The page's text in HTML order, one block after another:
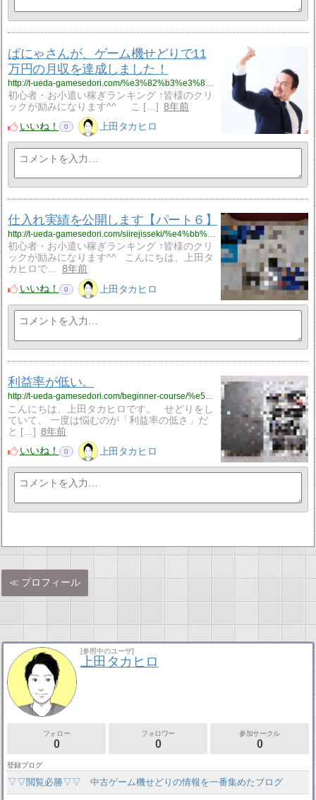
ぱにゃさんが、ゲーム機せどりで11
万円の月収を達成しました！
http://t-ueda-gamesedori.com/%e3%82%b3%e3%83%b3%e3%82%b5%e3%83%ab%e7%94%9f%e5%ae%9f%e7%b8%be/%e3%81%b1%e3%81%ab%e3%82%83%e3%81%95%e3%82%93%e3%81%8c%e3%80%81%e3%82%b2%e3%83%bc%e3%83%a0%e6%a9%9f%e3%81%9b%e3%81%a9%e3%82%8a%e3%81%a711%e4%b8%87%e5%86%86%e3%81%ae%e6%9c%88%e5%8f%8e%e3%82%92%e9%81%94
初心者・お小遣い稼ぎランキング ↑皆様のクリ
ックが励みになります^^ こ […]
8年前
いいね！
0 上田タカヒロ
仕入れ実績を公開します【パート６】
http://t-ueda-gamesedori.com/siirejisseki/%e4%bb%95%e5%85%a5%e3%82%8c%e5%ae%9f%e7%b8%be%e3%82%92%e5%85%ac%e9%96%8b%e3%81%97%e3%81%be%e3%81%99%e3%80%90%e3%83%91%e3%83%bc%e3%83%88%ef%bc%96%e3%80%91
初心者・お小遣い稼ぎランキング ↑皆様のクリ
ックが励みになります^^ こんにちは、上田タ
カヒロで…
8年前
いいね！
0 上田タカヒロ
利益率が低い。
http://t-ueda-gamesedori.com/beginner-course/%e5%88%a9%e7%9b%8a%e7%8e%87%e3%81%8c%e4%bd%8e%e3%81%84%e3%80%82
こんにちは、上田タカヒロです。 せどりをし
ていて、 一度は悩むのが「利益率の低さ」だ
と […] 8年前
いいね！
0 上田タカヒロ
プロフィール
[参照中のユーザ]
上田タカヒロ
フォロー
0
フォロワー
0
参加サークル
0
登録ブログ
▽▽閲覧必勝▽▽ 中古ゲーム機せどりの情報を一番集めたブログ